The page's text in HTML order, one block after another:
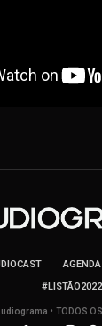
AGENDA
#LISTÃO2022
• TODOS OS